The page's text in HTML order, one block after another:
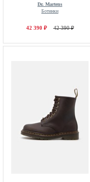
Dr. Martens
Ботинки
42 390 ₽ 42 390 ₽